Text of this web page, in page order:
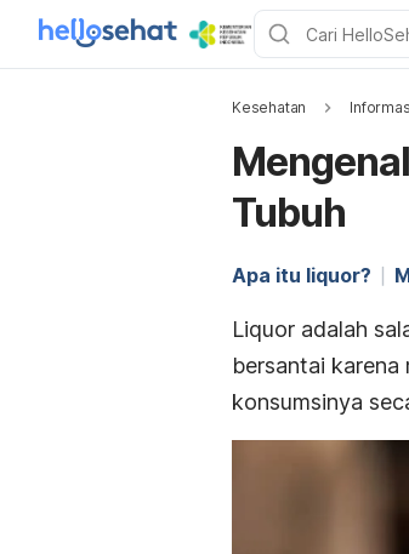
Kesehatan
Tubuh
Apa itu liquor?
Liquor adalah
bersantai karena
konsumsinya